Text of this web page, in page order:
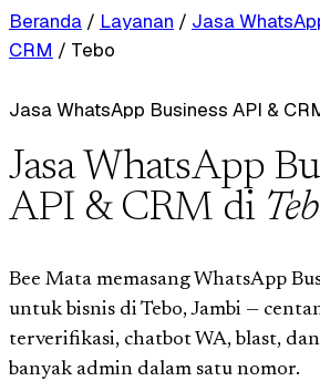
Beranda / Layanan / Jasa
CRM / Tebo
Jasa WhatsApp Business API &
Jasa WhatsApp
API & CRM di
Bee Mata memasang WhatsApp
untuk bisnis di Tebo, Jambi —
terverifikasi, chatbot WA, blast,
banyak admin dalam satu nomor.